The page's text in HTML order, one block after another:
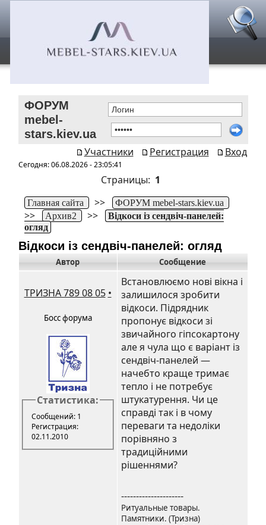
ФОРУМ
mebel-
stars.kiev.ua
Участники
Регистрация Вход
Сегодня: 06.08.2026 - 23:05:41
Страницы: 1
Главная сайта >> ФОРУМ mebel-stars.kiev.ua
>> Архив2 >>
Відкоси із сендвіч-панелей:
огляд
Відкоси із сендвіч-панелей: огляд
Автор Сообщение
ТРИЗНА 789 08 05 •
Босс форума
Статистика:
Сообщений: 1
Регистрация:
02.11.2010
Встановлюємо нові вікна і
залишилося зробити
відкоси. Підрядник
пропонує відкоси зі
звичайного гіпсокартону
але я чула що є варіант із
сендвіч-панелей —
начебто краще тримає
тепло і не потребує
штукатурення. Чи це
справді так і в чому
переваги та недоліки
порівняно з
традиційними
рішеннями?
---------------------
Ритуальные товары.
Памятники. (Тризна)